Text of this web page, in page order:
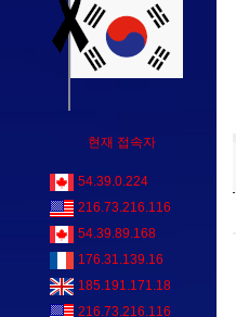
현재 접속자
54.39.0.224
216.73.216.116
54.39.89.168
176.31.139.16
185.191.171.18
216.73.216.116